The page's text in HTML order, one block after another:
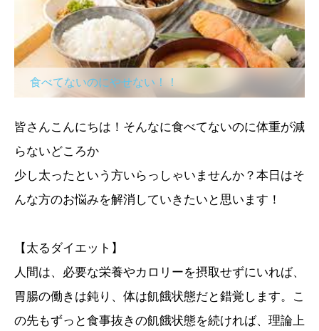
食べてないのにやせない！！
皆さんこんにちは！そんなに食べてないのに体重が減
らないどころか
少し太ったという方いらっしゃいませんか？本日はそ
んな方のお悩みを解消していきたいと思います！
【太るダイエット】
人間は、必要な栄養やカロリーを摂取せずにいれば、
胃腸の働きは鈍り、体は飢餓状態だと錯覚します。こ
の先もずっと食事抜きの飢餓状態を続ければ、理論上